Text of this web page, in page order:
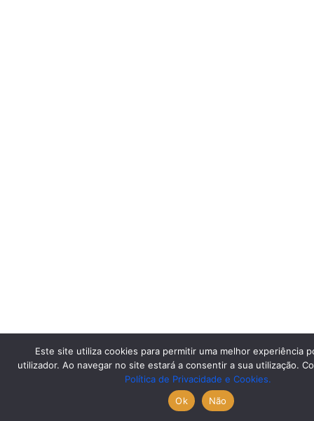
Este site utiliza cookies para permitir uma melhor experiência
utilizador. Ao navegar no site estará a consentir a sua utilização.
Política de Privacidade e Cookies.
Ok
Não